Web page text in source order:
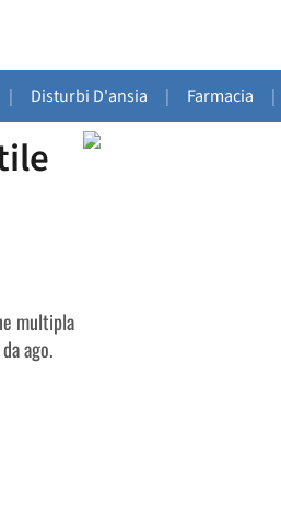
| Disturbi D'ansia | Farmacia |
multipla
ago.